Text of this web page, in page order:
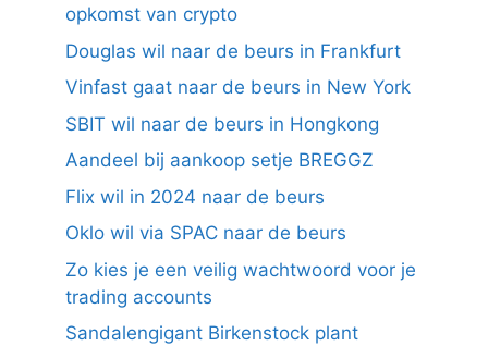
opkomst van crypto
Douglas wil naar de beurs in Frankfurt
Vinfast gaat naar de beurs in New York
SBIT wil naar de beurs in Hongkong
Aandeel bij aankoop setje BREGGZ
Flix wil in 2024 naar de beurs
Oklo wil via SPAC naar de beurs
Zo kies je een veilig wachtwoord voor je
trading accounts
Sandalengigant Birkenstock plant